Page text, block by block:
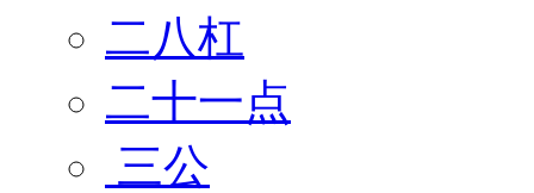
二八杠
二十一点
三公